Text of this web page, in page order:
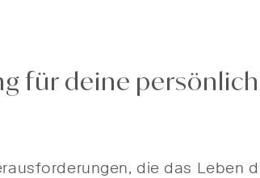
für deine
die das Leben